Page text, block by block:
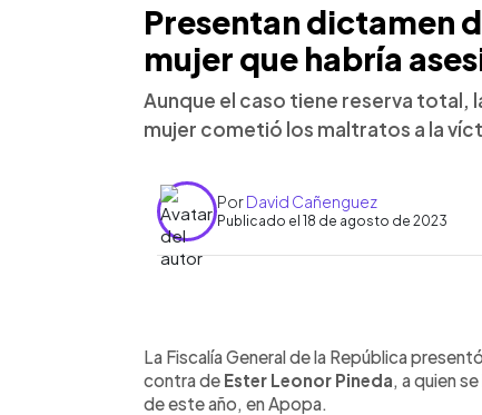
Presentan dictamen
mujer que habría
Aunque el caso tiene reserva total,
mujer cometió los maltratos a la
PorDavid Cañenguez
Publicado el 18 de agosto de 2023
► Escuchar artículo
La Fiscalía General de la República
contra de Ester Leonor Pineda , a quien
de este año, en Apopa.